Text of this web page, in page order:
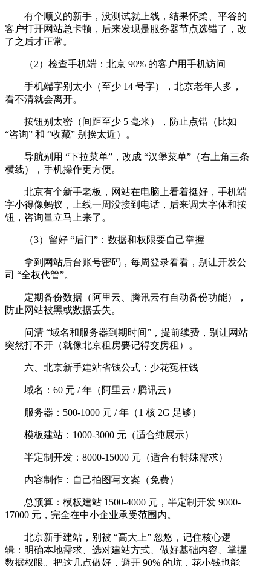
有个顺义的新手，没测试就上线，结果怀柔、平谷的
客户打开网站总卡顿，后来发现是服务器节点选错了，改
了之后才正常。
（2）检查手机端：北京 90% 的客户用手机访问
手机端字别太小（至少 14 号字），北京老年人多，
看不清就会离开。
按钮别太密（间距至少 5 毫米），防止点错（比如
“咨询” 和 “收藏” 别挨太近）。
导航别用 “下拉菜单”，改成 “汉堡菜单”（右上角三条
横线），手机操作更方便。
北京有个新手老板，网站在电脑上看着挺好，手机端
字小得像蚂蚁，上线一周没接到电话，后来调大字体和按
钮，咨询量立马上来了。
（3）留好 “后门”：数据和权限要自己掌握
拿到网站后台账号密码，每周登录看看，别让开发公
司 “全权代管”。
定期备份数据（阿里云、腾讯云有自动备份功能），
防止网站被黑或数据丢失。
问清 “域名和服务器到期时间”，提前续费，别让网站
突然打不开（就像北京租房要记得交房租）。
六、北京新手建站省钱公式：少花冤枉钱
域名：60 元 / 年（阿里云 / 腾讯云）
服务器：500-1000 元 / 年（1 核 2G 足够）
模板建站：1000-3000 元（适合纯展示）
半定制开发：8000-15000 元（适合有特殊需求）
内容制作：自己拍图写文案（免费）
总预算：模板建站 1500-4000 元，半定制开发 9000-
17000 元，完全在中小企业承受范围内。
北京新手建站，别被 “高大上” 忽悠，记住核心逻
辑：明确本地需求、选对建站方式、做好基础内容、掌握
数据权限。把这几点做好，避开 90% 的坑，花小钱也能